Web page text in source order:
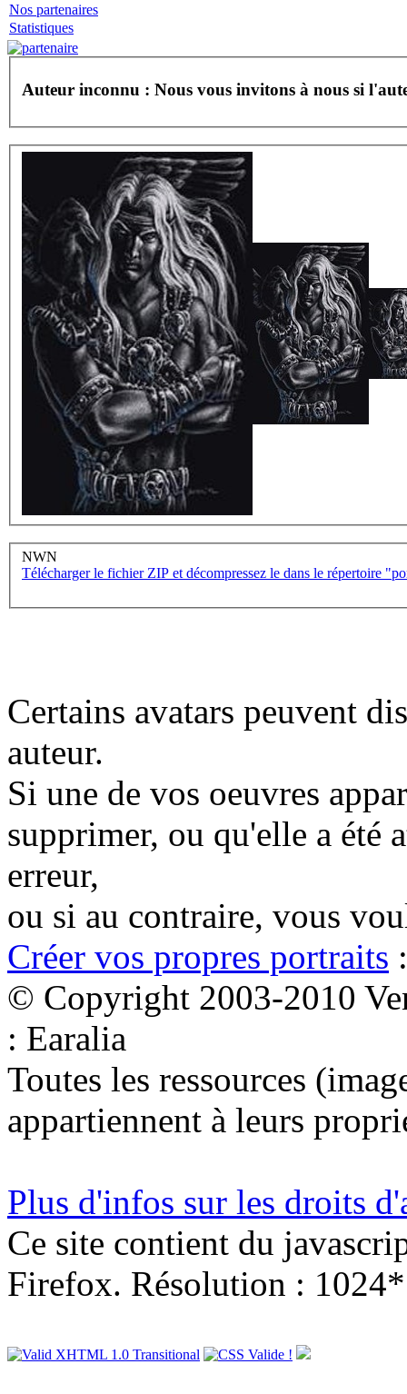
Nos partenaires
Statistiques
Auteur inconnu : Nous vous invitons à nous si
NWN
Télécharger le fichier ZIP et décompressez le dans le répertoire
Certains avatars peuvent
auteur.
Si une de vos oeuvres
supprimer, ou qu'elle a été
erreur,
ou si au contraire, vous
Créer vos propres portraits
© Copyright 2003-2010
: Earalia
Toutes les ressources
appartiennent à leurs
Plus d'infos sur les droits
Ce site contient du
Firefox. Résolution :